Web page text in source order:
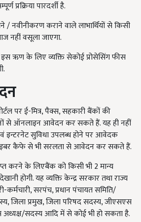
प्रक्रिया पारदर्शी है.
कराने वाले लाभार्थियों से किसी
नहीं वसूला जाएगा.
इस ऋण के लिए व्यक्ति सेकोई प्रोसेसिंग फीस
पर ई-मित्र, पैक्स, सहकारी बैंकों की
से ऑनलाइन आवेदन कर सकते हैं. यह ही नहीं
सुविधा उपलब्ध होने पर आवेदक
कैफे से भी सरलता से आवेदन कर सकते हैं.
करने के लिएबैंक को किसी भी 2 मान्य
होगी. यह व्यक्ति केन्द्र सरकार तथा राज्य
सरपंच, प्रधान पंचायत समिति/
जिला प्रमुख, जिला परिषद सदस्य, जीएसएस
सदस्य आदि में से कोई भी हो सकता है.